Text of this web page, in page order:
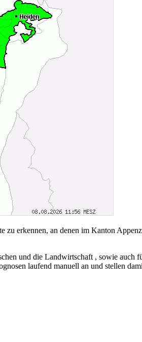
erkennen, an denen im Kanton
und die Landwirtschaft , sowie auch
laufend manuell an und stellen